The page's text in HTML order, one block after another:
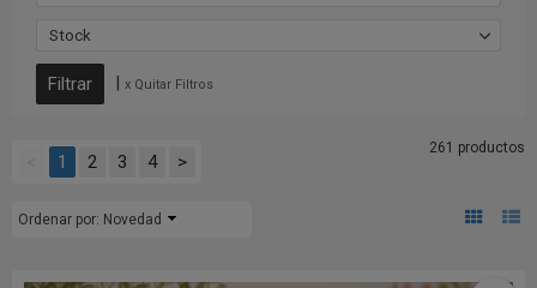
Stock
| x Quitar Filtros
1 2 3 4 >
261 productos
Ordenar por: Novedad